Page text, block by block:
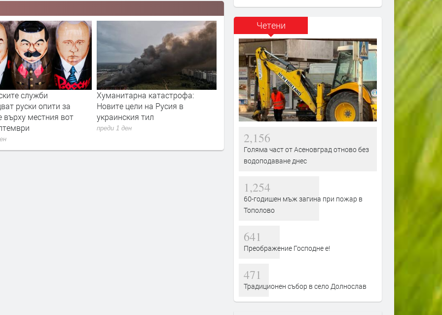
катастрофа:
на Русия в
тил
Дрон с експлозив е открит на
летището в Лайпциг
преди 2 дни
Сеута след трагедията: Кой е
виновен – Испания, Мароко или
трафикантите?
Гърция ще се бори с
от космоса:
огнените стихии
Четени
2,156
Голяма част от Асеновград отново без
водоподаване днес
1,254
60-годишен мъж загина при пожар в
Тополово
641
Преображение Господне е!
471
Традиционен събор в село Долнослав